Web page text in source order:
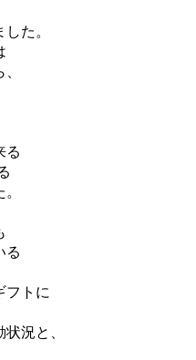
た。
る
る
フトに
況と、